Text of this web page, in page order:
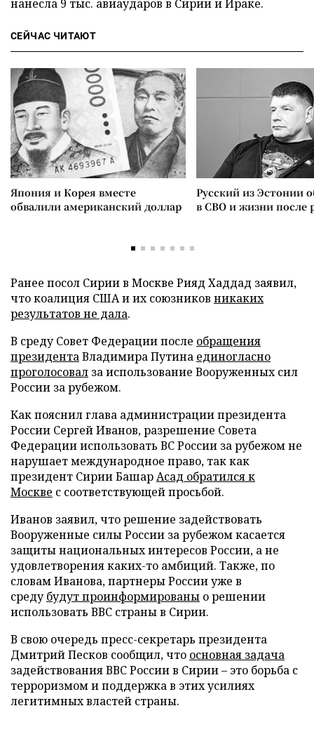
нанесла 9 тыс. авиаударов в Сирии и Ираке.
СЕЙЧАС ЧИТАЮТ
Япония и Корея вместе
обвалили американский доллар
Русский из Эстонии
в СВО и жизни после
Ранее посол Сирии в Москве Рияд Хаддад заявил,
что коалиция США и их союзников никаких
результатов не дала.
В среду Совет Федерации после обращения
президентаВладимира Путина единогласно
проголосовал за использование Вооруженных сил
России за рубежом.
Как пояснил глава администрации президента
России Сергей Иванов, разрешение Совета
Федерации использовать ВС России за рубежом не
нарушает международное право, так как
президент Сирии БашарАсад обратился к
Москве с соответствующей просьбой.
Иванов заявил, что решение задействовать
Вооруженные силы России за рубежом касается
защиты национальных интересов России, а не
удовлетворения каких-то амбиций. Также, по
словам Иванова, партнеры России уже в
средубудут проинформированы о решении
использовать ВВС страны в Сирии.
В свою очередь пресс-секретарь президента
Дмитрий Песков сообщил, что основная задача
задействования ВВС России в Сирии – это борьба с
терроризмом и поддержка в этих усилиях
легитимных властей страны.